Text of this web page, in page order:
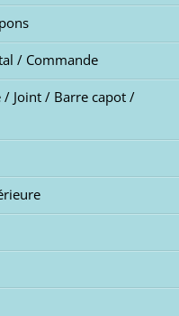
/ Commande
/ Joint / Barre capot /